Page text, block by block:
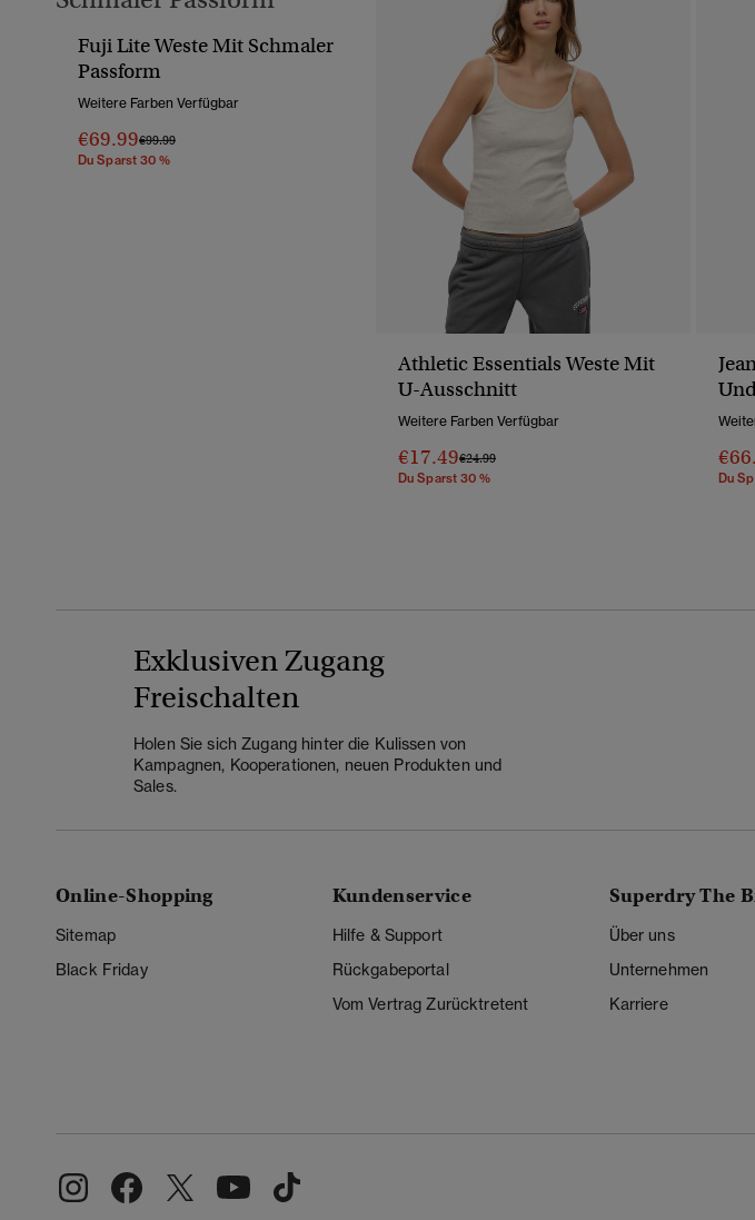
Fuji Lite Weste Mit Schmaler
Passform
Weitere Farben Verfügbar
€69.99Preis Wurde Reduziert Von
€99.99Bis
Du Sparst 30 %
Athletic Essentials Weste Mit
U-Ausschnitt
Weitere Farben Verfügbar
€17.49Preis Wurde Reduziert Von
€24.99Bis
Du Sparst 30 %
Du
Exklusiven Zugang
Freischalten
Holen Sie sich Zugang hinter die Kulissen von
Kampagnen, Kooperationen, neuen Produkten und
Sales.
Online-Shopping
Sitemap
Black Friday
Kundenservice
Hilfe & Support
Rückgabeportal
Vom Vertrag Zurücktretent
Superdry The
Über uns
Unternehmen
Karriere